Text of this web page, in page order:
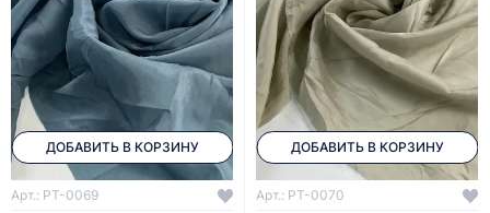
ДОБАВИТЬ В КОРЗИНУ
Арт.: PT-0069
ДОБАВИТЬ В КОРЗИНУ
Арт.: PT-0070